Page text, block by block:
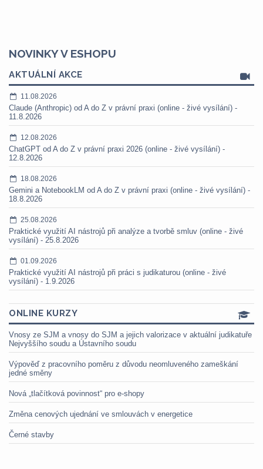
NOVINKY V ESHOPU
AKTUÁLNÍ AKCE
11.08.2026
Claude (Anthropic) od A do Z v právní praxi (online - živé vysílání) -
11.8.2026
12.08.2026
ChatGPT od A do Z v právní praxi 2026 (online - živé vysílání) -
12.8.2026
18.08.2026
Gemini a NotebookLM od A do Z v právní praxi (online - živé vysílání) -
18.8.2026
25.08.2026
Praktické využití AI nástrojů při analýze a tvorbě smluv (online - živé
vysílání) - 25.8.2026
01.09.2026
Praktické využití AI nástrojů při práci s judikaturou (online - živé
vysílání) - 1.9.2026
ONLINE KURZY
Vnosy ze SJM a vnosy do SJM a jejich valorizace v aktuální judikatuře
Nejvyššího soudu a Ústavního soudu
Výpověď z pracovního poměru z důvodu neomluveného zameškání
jedné směny
Nová „tlačítková povinnost“ pro e-shopy
Změna cenových ujednání ve smlouvách v energetice
Černé stavby